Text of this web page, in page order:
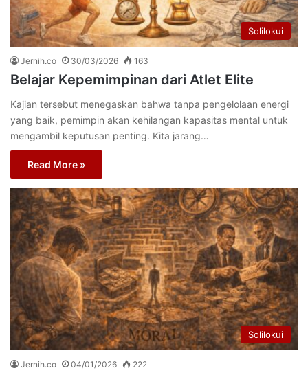
Solilokui
Jernih.co 30/03/2026 163
Belajar Kepemimpinan dari Atlet Elite
Kajian tersebut menegaskan bahwa tanpa pengelolaan energi
yang baik, pemimpin akan kehilangan kapasitas mental untuk
mengambil keputusan penting. Kita jarang…
Read More »
Solilokui
Jernih.co 04/01/2026 222